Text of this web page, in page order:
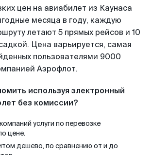
цен на авиабилет из Каунаса
месяца в году, каждую
летают 5 прямых рейсов и 10
Цена варьируется, самая
пользователями 9000
Аэрофлот.
используя электронный
без комиссии?
услуги по перевозке
цене.
дешево, по сравнению от и до